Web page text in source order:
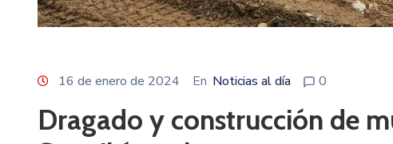
16 de enero de 2024 En Noticias al día 0
Dragado y construcción de